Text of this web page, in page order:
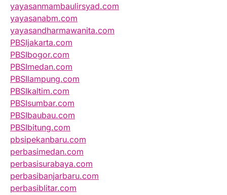
yayasanmambaulirsyad.com
yayasanabm.com
yayasandharmawanita.com
PBSIjakarta.com
PBSIbogor.com
PBSImedan.com
PBSIlampung.com
PBSIkaltim.com
PBSIsumbar.com
PBSIbaubau.com
PBSIbitung.com
pbsipekanbaru.com
perbasimedan.com
perbasisurabaya.com
perbasibanjarbaru.com
perbasiblitar.com